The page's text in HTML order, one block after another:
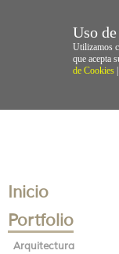
Uso
Utilizamos
que acepta
de Cookies|
Inicio
Portfolio
Arquitectura